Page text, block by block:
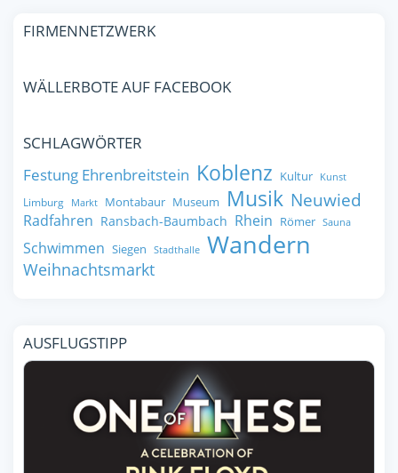
FIRMENNETZWERK
WÄLLERBOTE AUF FACEBOOK
SCHLAGWÖRTER
Festung Ehrenbreitstein Koblenz Kultur Kunst
Limburg Markt Montabaur Museum Musik Neuwied
Radfahren Ransbach-Baumbach Rhein Römer Sauna
Schwimmen Siegen Stadthalle Wandern
Weihnachtsmarkt
AUSFLUGSTIPP